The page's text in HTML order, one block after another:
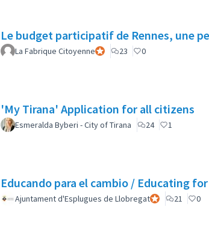
Le budget participatif de Rennes, une
La Fabrique CitoyenneParticipant officiel
23 0
'My Tirana' Application for all citizens
Esmeralda Byberi - City of Tirana 24 1
Educando para el cambio / Educating
Ajuntament d'Esplugues de LlobregatParticipant officiel
21 0